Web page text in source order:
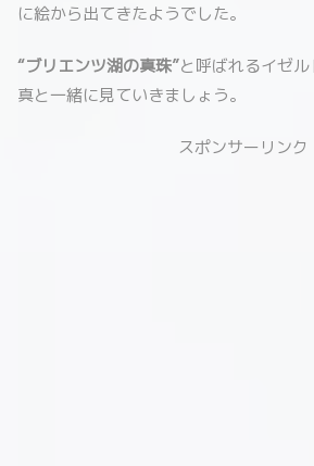
に絵から出てきたようでした。
“ブリエンツ湖の真珠”と呼ばれるイゼ
真と一緒に見ていきましょう。
スポンサーリンク